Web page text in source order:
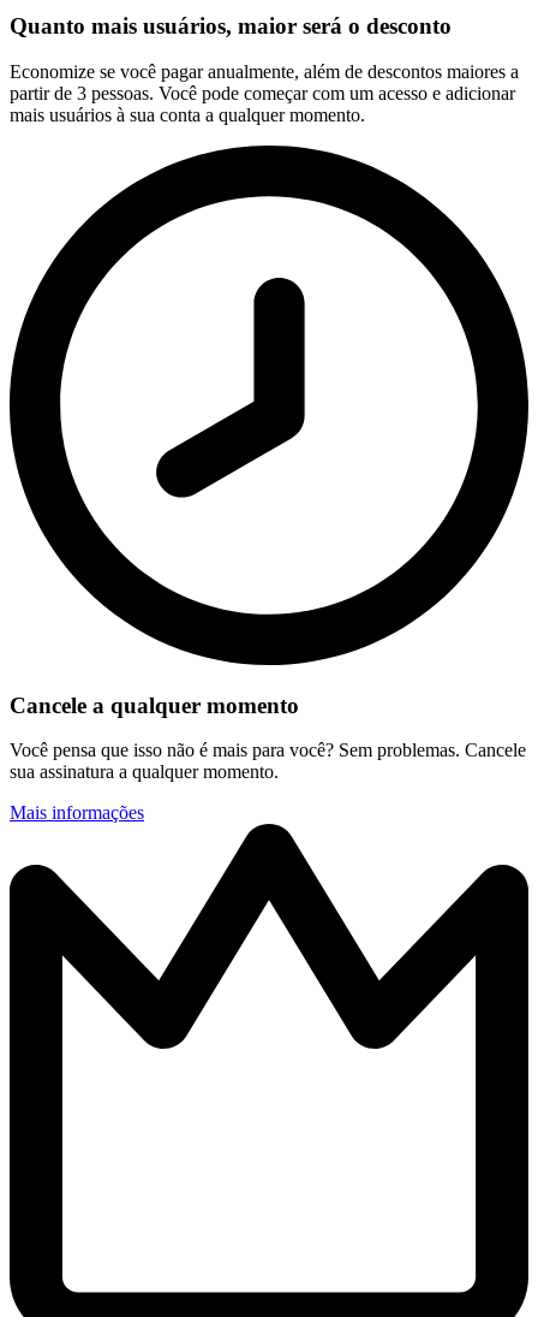
Quanto mais usuários, maior será o desconto
Economize se você pagar anualmente, além de descontos maiores a
partir de 3 pessoas. Você pode começar com um acesso e adicionar
mais usuários à sua conta a qualquer momento.
Cancele a qualquer momento
Você pensa que isso não é mais para você? Sem problemas. Cancele
sua assinatura a qualquer momento.
Mais informações